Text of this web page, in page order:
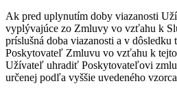
Ak pred uplynutím doby viazanosti
vyplývajúce zo Zmluvy vo vzťahu k
príslušná doba viazanosti a v dôsledku
Poskytovateľ Zmluvu vo vzťahu k tejto
Užívateľ uhradiť Poskytovateľovi
určenej podľa vyššie uvedeného